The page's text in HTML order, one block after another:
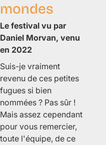
mondes
Le festival vu par
Daniel Morvan, venu
en 2022
Suis-je vraiment
revenu de ces petites
fugues si bien
nommées ? Pas sûr !
Mais assez cependant
pour vous remercier,
toute l'équipe, de ce